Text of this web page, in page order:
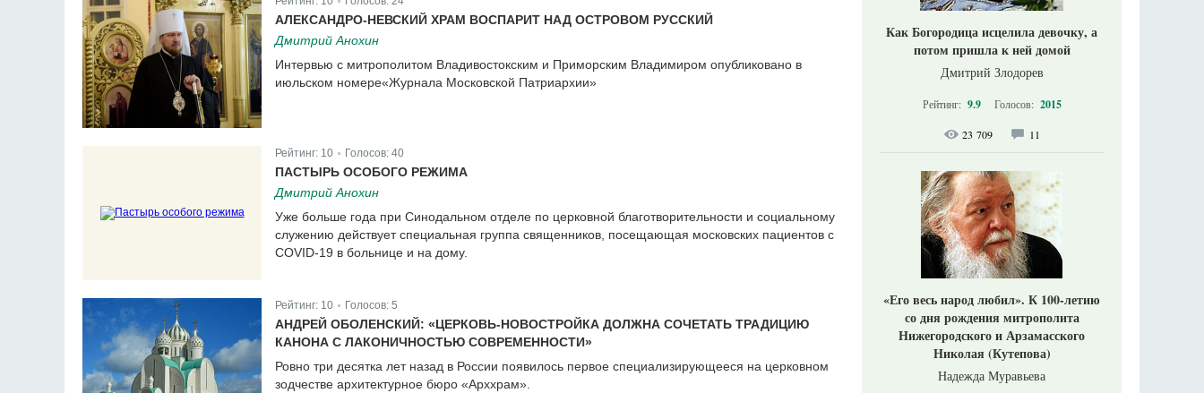
АЛЕКСАНДРО-НЕВСКИЙ ХРАМ ВОСПАРИТ НАД ОСТРОВОМ РУССКИЙ
Дмитрий Анохин
Интервью с митрополитом Владивостокским и Приморским Владимиром опубликовано в
июльском номере«Журнала Московской Патриархии»
Рейтинг: 10 Голосов: 40
ПАСТЫРЬ ОСОБОГО РЕЖИМА
Дмитрий Анохин
Уже больше года при Синодальном отделе по церковной благотворительности и социальному
служению действует специальная группа священников, посещающая московских пациентов с
COVID-19 в больнице и на дому.
Рейтинг: 10 Голосов: 5
АНДРЕЙ ОБОЛЕНСКИЙ: «ЦЕРКОВЬ-НОВОСТРОЙКА ДОЛЖНА СОЧЕТАТЬ ТРАДИЦИЮ
КАНОНА С ЛАКОНИЧНОСТЬЮ СОВРЕМЕННОСТИ»
Ровно три десятка лет назад в России появилось первое специализирующееся на церковном
зодчестве архитектурное бюро «Арххрам».
Как Богородица исцелила девочку, а
потом пришла к ней домой
Дмитрий Злодорев
Рейтинг: 9.9 Голосов: 2015
23 709 11
«Его весь народ любил». К 100-летию
со дня рождения митрополита
Нижегородского и Арзамасского
Николая (Кутепова)
Надежда Муравьева